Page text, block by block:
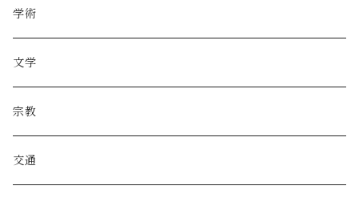
学術
文学
宗教
交通